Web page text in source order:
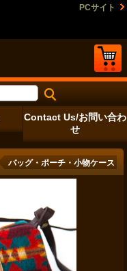
PCサイト
Contact Us/お問い合わ
せ
バッグ・ポーチ・小物ケース